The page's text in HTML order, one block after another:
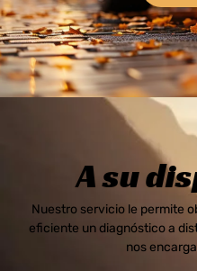
A su
Nuestro servicio le permite
eficiente un diagnóstico a
nos